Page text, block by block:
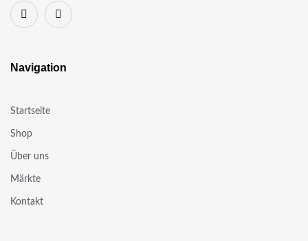
Navigation
Startseite
Shop
Über uns
Märkte
Kontakt